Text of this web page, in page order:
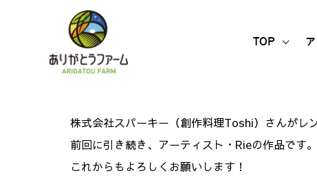
TOP
株式会社スパーキー（創作料理Toshi）さんがレ
前回に引き続き、アーティスト・Rieの作品です。
これからもよろしくお願いします！